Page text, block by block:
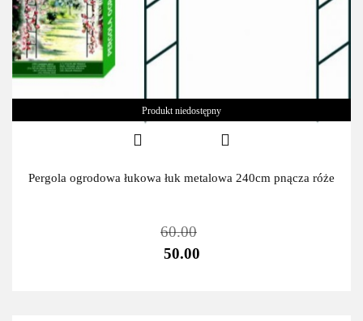
Produkt niedostępny
Pergola ogrodowa łukowa łuk metalowa 240cm pnącza róże
60.00
50.00